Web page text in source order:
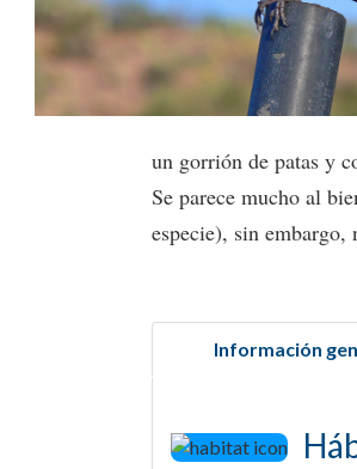
un gorrión de patas y
Se parece mucho al
especie), sin embargo,
Información